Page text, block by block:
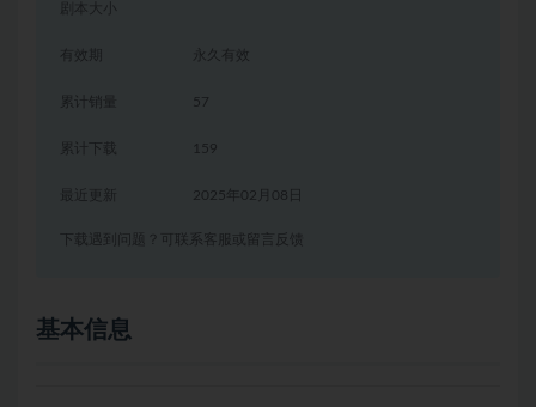
剧本大小
有效期 永久有效
累计销量 57
累计下载 159
2025年02月08日
下载遇到问题？可联系客服或留言反馈
基本信息